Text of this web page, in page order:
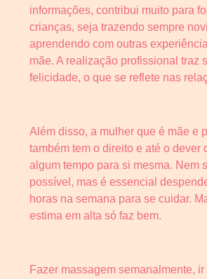
informações, contribui muito para
crianças, seja trazendo sempre
aprendendo com outras
mãe. A realização profissional traz
felicidade, o que se reflete nas
Além disso, a mulher que é mãe e
também tem o direito e até o dever
algum tempo para si mesma. Nem
possível, mas é essencial
horas na semana para se cuidar.
estima em alta só faz bem.
Fazer massagem semanalmente,